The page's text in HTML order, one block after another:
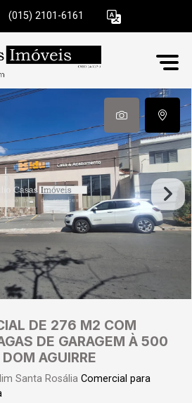
(015) 2101-6161
DE 276 M2 COM
DE GARAGEM À 500
AGUIRRE
Santa Rosália Comercial para